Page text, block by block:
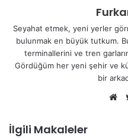
Seyahat etmek, yeni yerler
bulunmak en büyük tutkum.
terminallerini ve tren
Gördüğüm her yeni şehir ve
bir
İlgili Makaleler